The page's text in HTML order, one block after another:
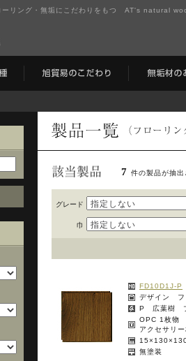
ーリング・無垢にこだわりをもつ AT's natural
7 件の製品が抽
グレード
巾
FD10D1J-P
デザイン フ
P 広葉樹
OPC 1枚物
アクセサリ
無塗装